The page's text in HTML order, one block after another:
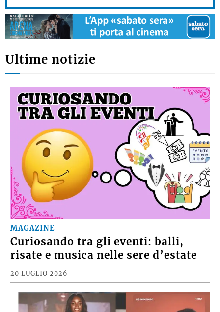
Ultime notizie
MAGAZINE
Curiosando tra gli eventi: balli,
risate e musica nelle sere d’estate
20 LUGLIO 2026